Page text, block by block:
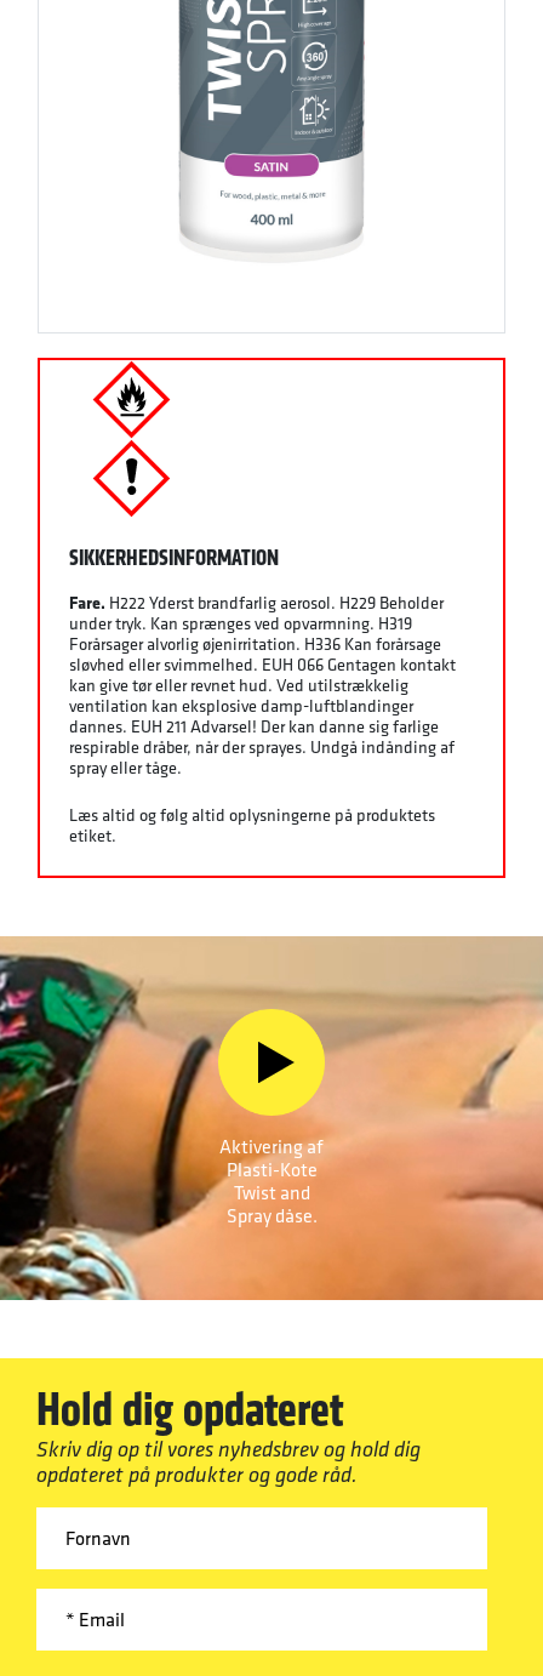
SIKKERHEDSINFORMATION
Fare. H222 Yderst brandfarlig aerosol. H229 Beholder
under tryk. Kan sprænges ved opvarmning. H319
Forårsager alvorlig øjenirritation. H336 Kan forårsage
sløvhed eller svimmelhed. EUH 066 Gentagen kontakt
kan give tør eller revnet hud. Ved utilstrækkelig
ventilation kan eksplosive damp-luftblandinger
dannes. EUH 211 Advarsel! Der kan danne sig farlige
respirable dråber, når der sprayes. Undgå indånding af
spray eller tåge.
Læs altid og følg altid oplysningerne på produktets
etiket.
Aktivering af
Plasti-Kote
Twist and
Spray dåse.
Hold dig opdateret
Skriv dig op til vores nyhedsbrev og hold dig
opdateret på produkter og gode råd.